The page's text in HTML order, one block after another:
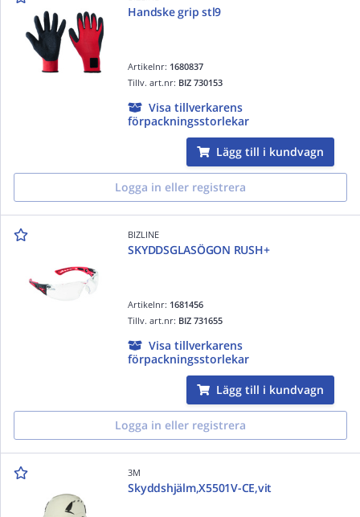
Handske grip stl9
Artikelnr: 1680837
Tillv. art.nr: BIZ 730153
Visa tillverkarens
förpackningsstorlekar
Lägg till i kundvagn
Logga in eller registrera
BIZLINE
SKYDDSGLASÖGON RUSH+
Artikelnr: 1681456
Tillv. art.nr: BIZ 731655
Visa tillverkarens
förpackningsstorlekar
Lägg till i kundvagn
Logga in eller registrera
3M
Skyddshjälm,X5501V-CE,vit